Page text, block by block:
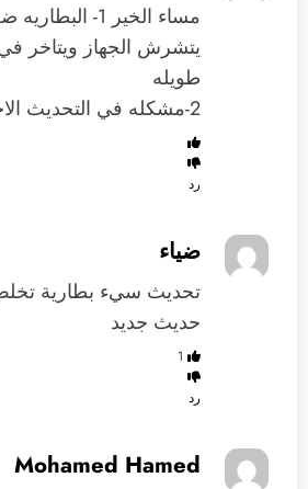
مساء الخير 1-
يتشرش الجهاز ويتاخر
طويله
2-مشكله في التحديث الاخير
رد
ضياء
تحديث سيء بطارية
حديث جديد
1
رد
Mohamed Hamed